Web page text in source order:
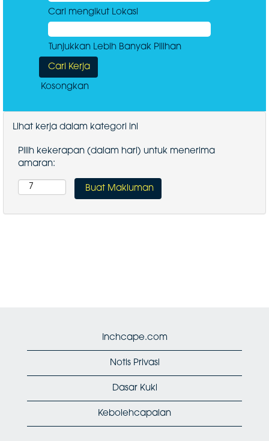
Cari mengikut Lokasi
Tunjukkan Lebih Banyak Pilihan
Kosongkan
Lihat kerja dalam kategori ini
Pilih kekerapan (dalam hari) untuk menerima
amaran:
Inchcape.com
Notis Privasi
Dasar Kuki
Kebolehcapaian